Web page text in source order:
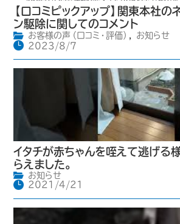
【口コミピックアップ】関東本社の
ン駆除に関してのコメント
お客様の声（口コミ・評価） ,
お知らせ
2023/8/7
イタチが赤ちゃんを咥えて逃げる
らえました。
お知らせ
2021/4/21